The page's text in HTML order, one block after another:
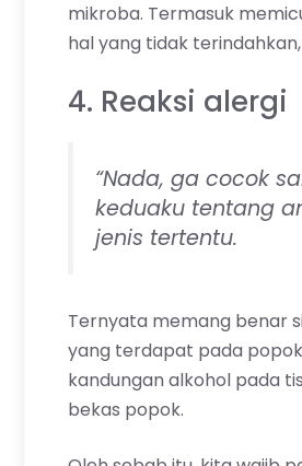
mikroba. Termasuk
hal yang tidak
4. Reaksi alergi
“Nada, ga cocok
keduaku tentang
jenis tertentu.
Ternyata memang benar
yang terdapat pada
kandungan alkohol pada
bekas popok.